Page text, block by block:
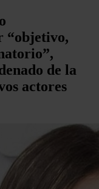
“objetivo,
de la
actores